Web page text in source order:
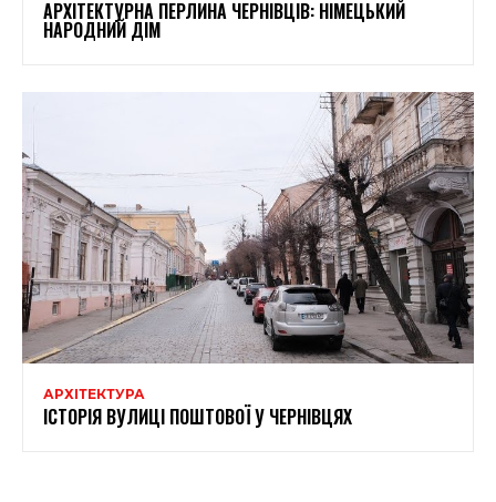
АРХІТЕКТУРНА ПЕРЛИНА ЧЕРНІВЦІВ: НІМЕЦЬКИЙ
НАРОДНИЙ ДІМ
АРХІТЕКТУРА
ІСТОРІЯ ВУЛИЦІ ПОШТОВОЇ У ЧЕРНІВЦЯХ